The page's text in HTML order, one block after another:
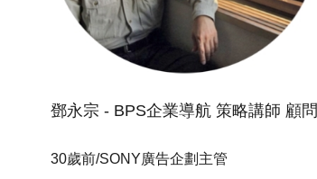
鄧永宗 - BPS企業導航 策略講師 顧問
30歲前/SONY廣告企劃主管